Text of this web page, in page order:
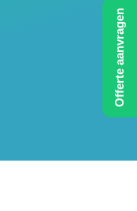
Offerte aanvragen